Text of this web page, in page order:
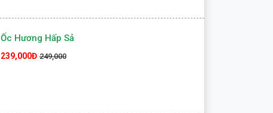
Ốc Hương Hấp Sả
239,000Đ 249,000